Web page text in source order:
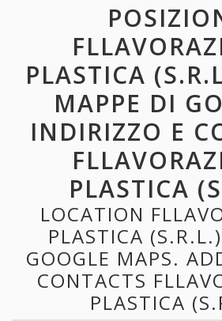
PLASTICA
MAPPE DI
INDIRIZZO E
PLASTICA
LOCATION
PLASTICA
GOOGLE MAPS.
CONTACTS
PLASTICA